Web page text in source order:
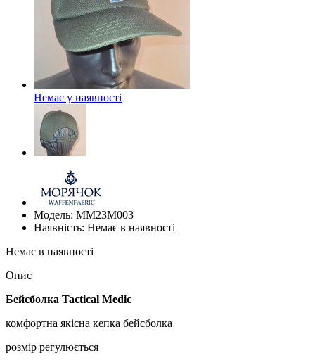
Немає у наявності
Модель: ММ23М003
Наявність: Немає в наявності
Немає в наявності
Опис
Бейсболка Tactical Medic
комфортна якісна кепка бейсболка
розмір регулюється